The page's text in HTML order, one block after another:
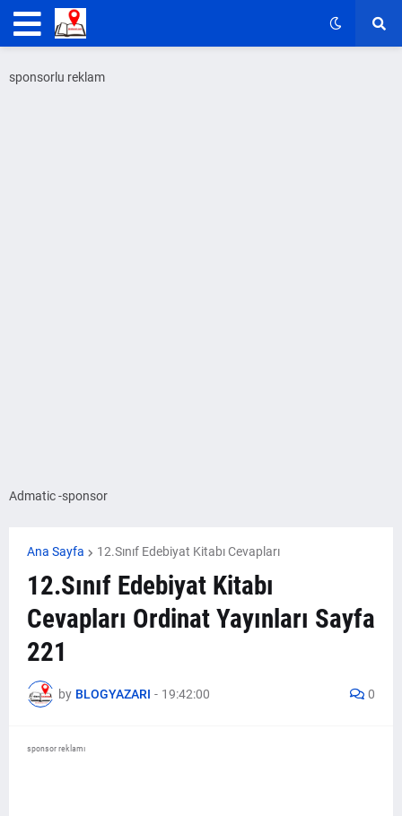
sponsorlu reklam
Admatic -sponsor
Ana Sayfa 12.Sınıf Edebiyat Kitabı Cevapları
12.Sınıf Edebiyat Kitabı
Cevapları Ordinat Yayınları Sayfa
221
by BLOGYAZARI - 19:42:00 0
sponsor reklamı